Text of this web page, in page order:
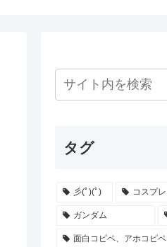
タグ
彡(ﾟ)(ﾟ) コスプレ
ガンダム
面白コピペ、アホコピペ